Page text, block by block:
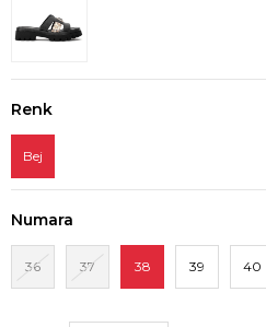
Renk
Bej
Numara
36 37 38 39 40